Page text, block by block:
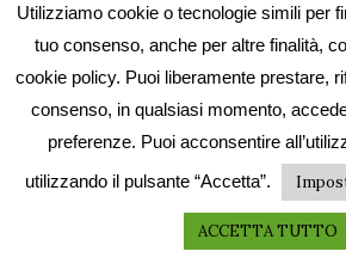
Sergio Freschi
Sergio Secondiano Sacchi
Silvana Matarazzo
Simona Garbarino
Simone Soriani
Stefano De Franchi
Utilizziamo cookie o tecnologie simili per
tuo consenso, anche per altre finalità,
cookie policy. Puoi liberamente prestare,
consenso, in qualsiasi momento,
preferenze. Puoi acconsentire
utilizzando il pulsante “Accetta”.
ACCETTA TUTTO